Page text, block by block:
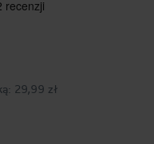
29,99 zł